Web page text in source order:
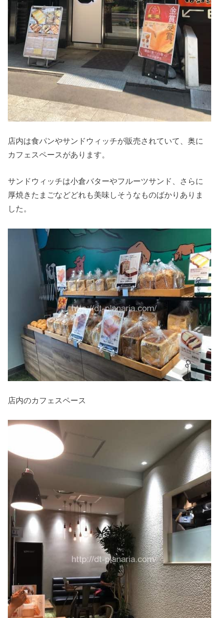
店内は食パンやサンドウィッチが販売されていて、奥に
カフェスペースがあります。
サンドウィッチは小倉バターやフルーツサンド、さらに
厚焼きたまごなどどれも美味しそうなものばかりありま
した。
店内のカフェスペース